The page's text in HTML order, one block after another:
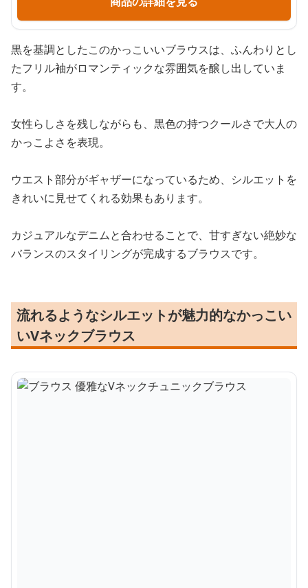
黒を基調としたこのかっこいいブラウスは、ふんわりとし
たフリル袖がロマンティックな雰囲気を醸し出していま
す。
女性らしさを残しながらも、黒色の持つクールさで大人の
かっこよさを表現。
ウエスト部分がギャザーになっているため、シルエットを
きれいに見せてくれる効果もあります。
カジュアルなデニムと合わせることで、甘すぎない絶妙な
バランスのスタイリングが完成するブラウスです。
流れるようなシルエットが魅力的なかっこい
いVネックブラウス